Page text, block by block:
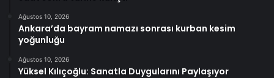
Ağustos 10, 2026
Ankara’da bayram namazı sonrası kurban kesim
yoğunluğu
Ağustos 10, 2026
Yüksel Kılıçoğlu: Sanatla Duygularını Paylaşıyor